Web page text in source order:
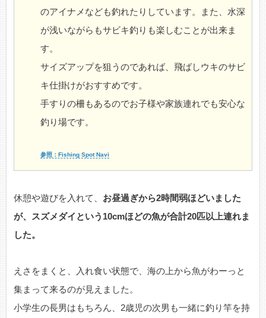
のアイナメなども釣れたりしています。また、水深
が浅いながらもサビキ釣りも楽しむことが出来ま
す。
サイズアップを狙うのであれば、飛ばしウキのサビ
キ仕掛けがおすすめです。
手すりの柵もあるのでお子様や家族連れでも安心な
釣り場です。
参照：Fishing Spot Navi
休憩や遊びを入れて、 お昼過ぎから2時間弱ほどいました
が、スズメダイという10cmほどの魚が合計20匹以上連れま
した。
えさをまくと、入れ食い状態で、海の上から魚がわーっと
集まって来るのが見えました。
小学生の長男はもちろん、2歳児の次男も一緒に釣り竿を持